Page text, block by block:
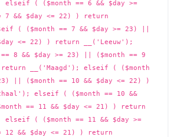
elseif ( ($month == 6 && $day >=
7 && $day <= 22) ) return
( ($month == 7 && $day >= 23) ||
<= 22) ) return __('Leeuw');
8 && $day >= 23) || ($month == 9
return __('Maagd'); elseif ( ($month
|| ($month == 10 && $day <= 22) )
elseif ( ($month == 10 &&
== 11 && $day <= 21) ) return
elseif ( ($month == 11 && $day >=
12 && $day <= 21) ) return